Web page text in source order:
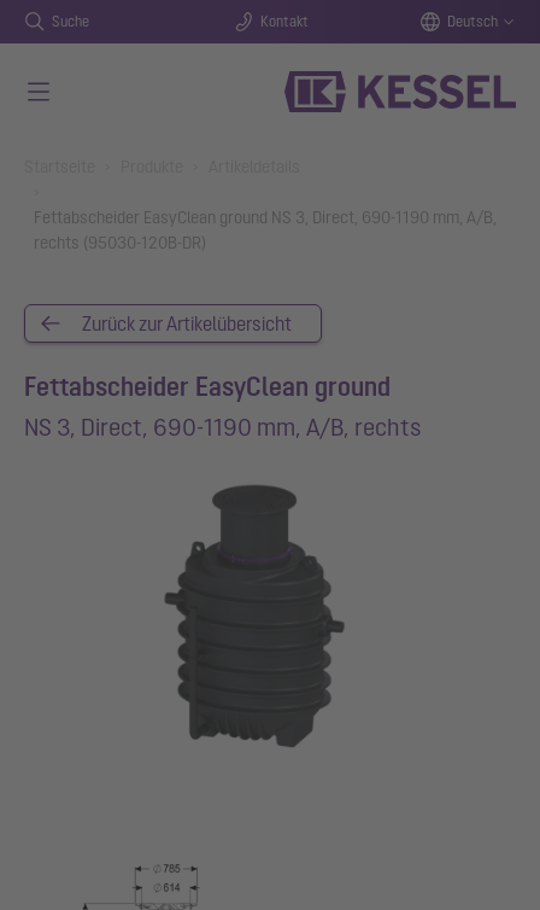
Suche Kontakt Deutsch
Fettabscheider EasyClean ground NS 3, Direct, 690-1190 mm, A/B,
rechts (95030-120B-DR)
Zurück zur Artikelübersicht
Fettabscheider EasyClean ground
NS 3, Direct, 690-1190 mm, A/B, rechts